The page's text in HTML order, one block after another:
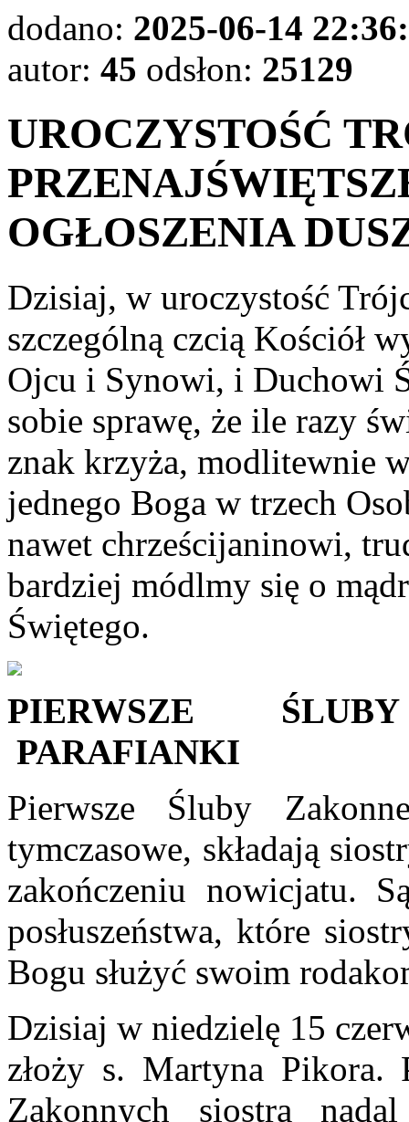
dodano: 2025-06-14
autor: 45 odsłon: 25129
UROCZYSTOŚĆ
OGŁOSZENIA
Dzisiaj, w uroczystość
szczególną czcią Kościół
Ojcu i Synowi, i Duchowi
sobie sprawę, że ile razy
znak krzyża, modlitewnie
jednego Boga w trzech
nawet chrześcijaninowi,
bardziej módlmy się o
Świętego.
PIERWSZE
PARAFIANKI
Pierwsze Śluby
tymczasowe, składają
zakończeniu nowicjatu.
posłuszeństwa, które
Bogu służyć swoim
Dzisiaj w niedzielę 15
złoży s. Martyna Pikora.
Zakonnych siostra